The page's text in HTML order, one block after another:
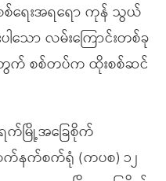
ရေးအရရော ကုန် သွယ်
ါသော လမ်းကြောင်းတစ်ခု
အတွက် စစ်တပ်က ထိုးစစ်ဆင်
မြို့အခြေစိုက်
က်နက်စက်ရုံ (ကပစ) ၁၂